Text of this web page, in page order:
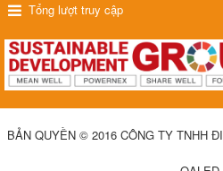
Tổng lượt truy cập
BẢN QUYỀN © 2016 CÔNG TY TNHH